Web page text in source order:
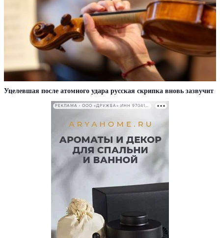
Уцелевшая после атомного удара русская скрипка вновь зазвучит
РЕКЛАМА • ООО «ДРУЖБА» ИНН 9704146411